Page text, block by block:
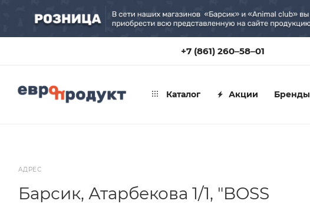
+7 (861) 260‒58‒01
Каталог Акции Бренды
АДРЕС
Барсик, Атарбекова 1/1, "BOSS